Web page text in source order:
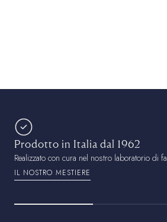
Prodotto in Italia dal 1962
Realizzato con cura nel nostro laboratorio di
IL NOSTRO MESTIERE